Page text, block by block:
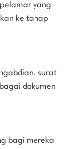
yang
ke tahap
surat
dokumen
bagi mereka